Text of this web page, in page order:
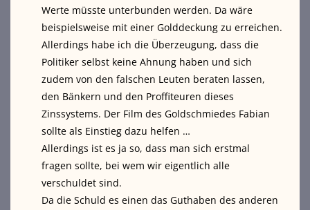
Werte müsste unterbunden werden. Da wäre
beispielsweise mit einer Golddeckung zu erreichen.
Allerdings habe ich die Überzeugung, dass die
Politiker selbst keine Ahnung haben und sich
zudem von den falschen Leuten beraten lassen,
den Bänkern und den Proffiteuren dieses
Zinssystems. Der Film des Goldschmiedes Fabian
sollte als Einstieg dazu helfen …
Allerdings ist es ja so, dass man sich erstmal
fragen sollte, bei wem wir eigentlich alle
verschuldet sind.
Da die Schuld es einen das Guthaben des anderen